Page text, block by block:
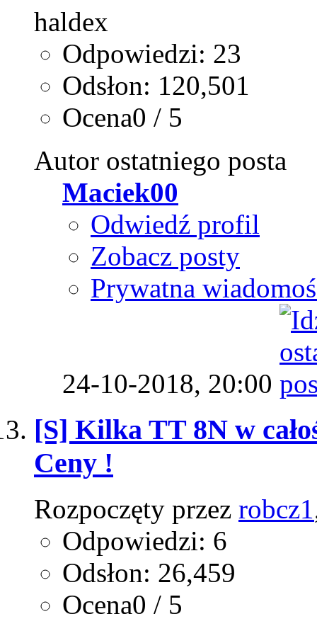
Odpowiedzi: 23
Odsłon: 120,501
Ocena0 / 5
Autor ostatniego posta
Maciek00
Odwiedź profil
Zobacz posty
Prywatna
24-10-2018, 20:00
[S] Kilka TT 8N w
Ceny !
Rozpoczęty przez robcz1
Odpowiedzi: 6
Odsłon: 26,459
Ocena0 / 5